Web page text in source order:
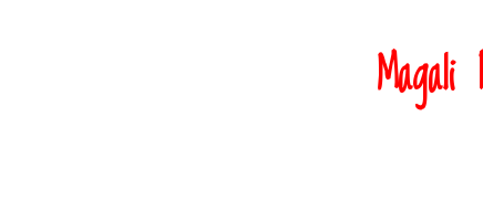
Magali